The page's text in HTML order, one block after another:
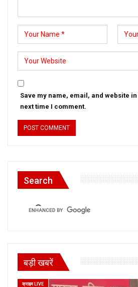
Save my name, email, and website
next time I comment.
Search
बड़ी खबरें
क्राइम LIVE